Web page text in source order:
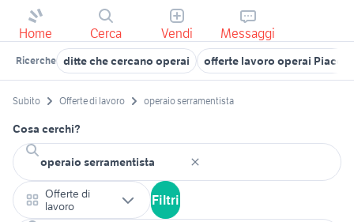
Home Cerca Vendi Messaggi
Ricerche ditte che cercano operai offerte lavoro operai
Subito Offerte di lavoro operaio serramentista
Cosa cerchi?
Offerte di
lavoro
Filtri